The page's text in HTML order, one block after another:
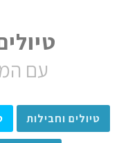
עם
טיולים וחבילות